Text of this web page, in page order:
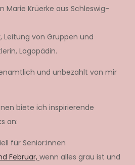
Marie Krüerke aus Schleswig-
von Gruppen und
Logopädin.
und unbezahlt von mir
biete ich inspirierende
an:
für Senior:innen
Februar, wenn alles grau ist und